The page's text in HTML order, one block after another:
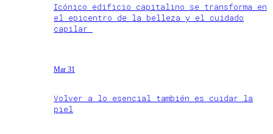
Icónico edificio capitalino se transforma en
el epicentro de la belleza y el cuidado
capilar
Mar 31
Volver a lo esencial también es cuidar la
piel